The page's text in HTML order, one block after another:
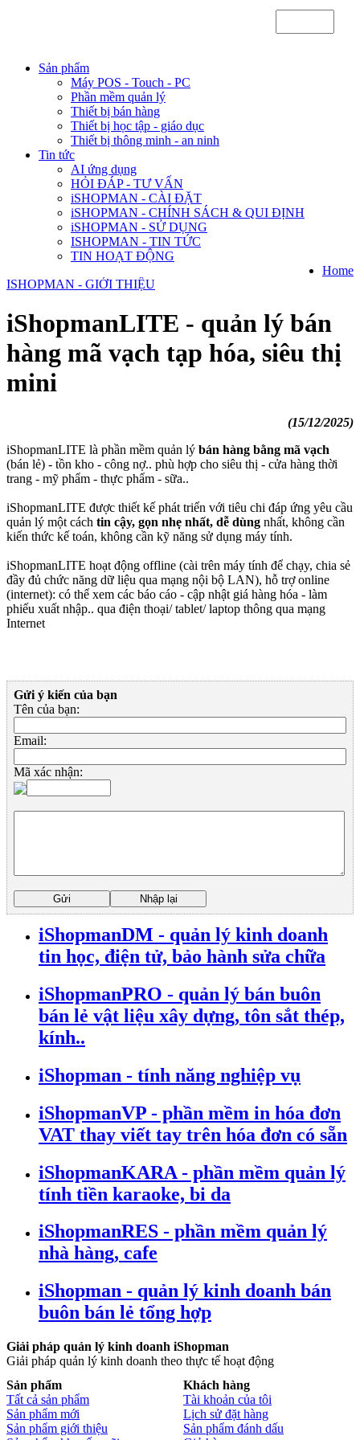
Sản phẩm
Máy POS - Touch - PC
Phần mềm quản lý
Thiết bị bán hàng
Thiết bị học tập - giáo dục
Thiết bị thông minh - an ninh
Tin tức
AI ứng dụng
HỎI ĐÁP - TƯ VẤN
iSHOPMAN - CÀI ĐẶT
iSHOPMAN - CHÍNH SÁCH & QUI ĐỊNH
iSHOPMAN - SỬ DỤNG
ISHOPMAN - TIN TỨC
TIN HOẠT ĐỘNG
Home
ISHOPMAN - GIỚI THIỆU
iShopmanLITE - quản lý bán
hàng mã vạch tạp hóa, siêu thị
mini
(15/12/2025)
iShopmanLITE là phần mềm quản lý bán hàng bằng mã vạch
(bán lẻ) - tồn kho - công nợ.. phù hợp cho siêu thị - cửa hàng thời
trang - mỹ phẩm - thực phẩm - sữa..
iShopmanLITE được thiết kế phát triển với tiêu chi đáp ứng yêu cầu
quản lý một cách tin cậy, gọn nhẹ nhất, dễ dùng nhất, không cần
kiến thức kế toán, không cần kỹ năng sử dụng máy tính.
iShopmanLITE hoạt động offline (cài trên máy tính để chạy, chia sẻ
đầy đủ chức năng dữ liệu qua mạng nội bộ LAN), hỗ trợ online
(internet): có thể xem các báo cáo - cập nhật giá hàng hóa - làm
phiếu xuất nhập.. qua điện thoại/ tablet/ laptop thông qua mạng
Internet
Gửi ý kiến của bạn
Tên của bạn:
Email:
Mã xác nhận:
iShopmanDM - quản lý kinh doanh
tin học, điện tử, bảo hành sửa chữa
iShopmanPRO - quản lý bán buôn
bán lẻ vật liệu xây dựng, tôn sắt thép,
kính..
iShopman - tính năng nghiệp vụ
iShopmanVP - phần mềm in hóa đơn
VAT thay viết tay trên hóa đơn có sẵn
iShopmanKARA - phần mềm quản lý
tính tiền karaoke, bi da
iShopmanRES - phần mềm quản lý
nhà hàng, cafe
iShopman - quản lý kinh doanh bán
buôn bán lẻ tổng hợp
Giải pháp quản lý kinh doanh iShopman
Giải pháp quản lý kinh doanh theo thực tế hoạt động
Sản phẩm
Tất cả sản phẩm
Sản phẩm mới
Sản phẩm giới thiệu
Khách hàng
Tài khoản của tôi
Lịch sử đặt hàng
Sản phẩm đánh dấu